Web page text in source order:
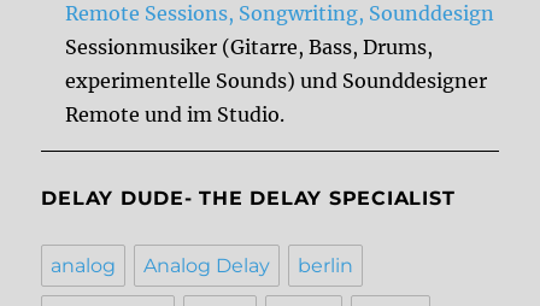
Remote Sessions, Songwriting, Sounddesign
Sessionmusiker (Gitarre, Bass, Drums,
experimentelle Sounds) und Sounddesigner
Remote und im Studio.
DELAY DUDE- THE DELAY SPECIALIST
analog Analog Delay berlin